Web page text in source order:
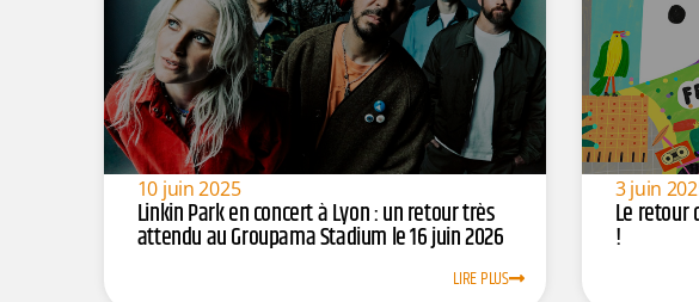
10 juin 2025
Linkin Park en concert à Lyon : un retour très
attendu au Groupama Stadium le 16 juin 2026
LIRE PLUS
3 juin
Le retour
!